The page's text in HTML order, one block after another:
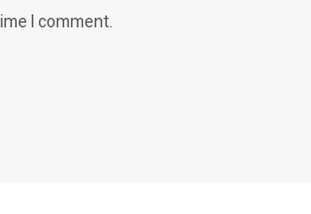
I comment.